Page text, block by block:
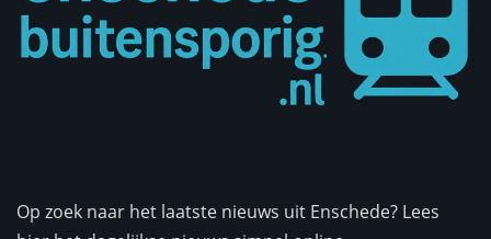
Op zoek naar het laatste nieuws uit Enschede? Lees